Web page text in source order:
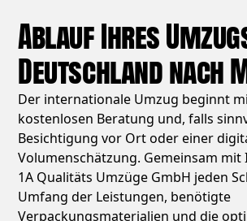
Ablauf Ihres
Deutschland nach
Der internationale Umzug beginnt
kostenlosen Beratung und, falls
Besichtigung vor Ort oder einer
Volumenschätzung. Gemeinsam
1A Qualitäts Umzüge GmbH jeden
Umfang der Leistungen, benötigte
Verpackungsmaterialien und die